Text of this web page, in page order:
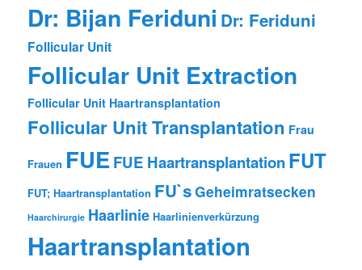
Dr: Bijan Feriduni Dr: Feriduni
Follicular Unit
Follicular Unit Extraction
Follicular Unit Haartransplantation
Follicular Unit Transplantation Frau
Frauen FUE FUE HaartransplantationFUT
FUT; Haartransplantation FU`sGeheimratsecken
Haarchirurgie Haarlinie Haarlinienverkürzung
Haartransplantation